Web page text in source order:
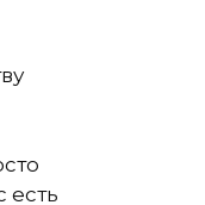
есть